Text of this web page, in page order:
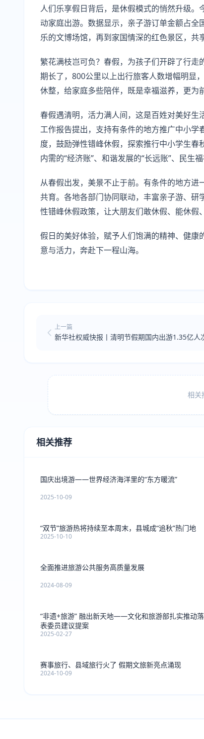
人们乐享假日背后，是休假模式的悄然升级
动家庭出游。数据显示，亲子游订单金额占
乐的文博场馆，再到家国情深的红色景区，共
繁花满枝岂可负？春假，为孩子们开辟了行
期长了，800公里以上出行旅客人数增幅明显
休整，给家庭多些陪伴，既是幸福滋养，更为
春假遇清明，活力满人间，这是百姓对美好
工作报告提出，支持有条件的地方推广中小学
度，鼓励弹性错峰休假，探索推行中小学生
内需的“经济账”、和谐发展的“长远账”、民生
从春假出发，美景不止于前。有条件的地方
共育。各地各部门协同联动，丰富亲子游、
性错峰休假政策，让大朋友们敢休假、能休假
假日的美好体验，赋予人们饱满的精神、健
意与活力，奔赴下一程山海。
上一篇
新华社权威快报丨清明节假期国内出游1.35亿人
相关
相关推荐
国庆出境游——世界经济海洋里的“东方暖流”
2025-10-09
“双节”旅游热将持续至本周末，县城成“追秋”热门地
2025-10-10
全面推进旅游公共服务高质量发展
2024-08-09
“非遗+旅游” 融出新天地——文化和旅游部扎实推动
表委员建议提案
2025-02-27
赛事旅行、县域旅行火了 假期文旅新亮点涌现
2024-10-09